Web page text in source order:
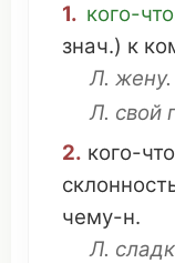
1. кого-что
знач.) к
Л. жену.
Л. свой
2. кого-что
чему-н.
Л.